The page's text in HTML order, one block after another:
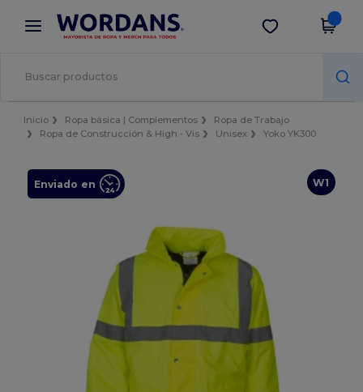
× App de Wordans
¡Mejores precios en app!
Descargar app
Inicio Ropa básica | Complementos
Ropa de Trabajo
Ropa de Construcción & High - Vis
Unisex Yoko YK300
W1
Enviado en